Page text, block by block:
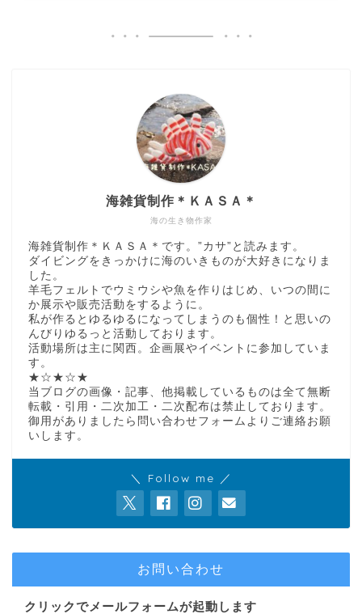
海の生き物作家
海雑貨制作＊ＫＡＳＡ＊
海雑貨制作＊ＫＡＳＡ＊です。”カサ”と読みます。
ダイビングをきっかけに海のいきものが大好きになりま
した。
羊毛フェルトでウミウシや魚を作りはじめ、いつの間に
か展示や販売活動をするように。
私が作るとゆるゆるになってしまうのも個性！と思いの
んびりゆるっと活動しております。
活動場所は主に関西。企画展やイベントに参加していま
す。
★☆★☆★
当ブログの画像・記事、他掲載しているものは全て無断
転載・引用・二次加工・二次配布は禁止しております。
御用がありましたら問い合わせフォームよりご連絡お願
いします。
＼ Follow me ／
お問い合わせ
クリックでメールフォームが起動します